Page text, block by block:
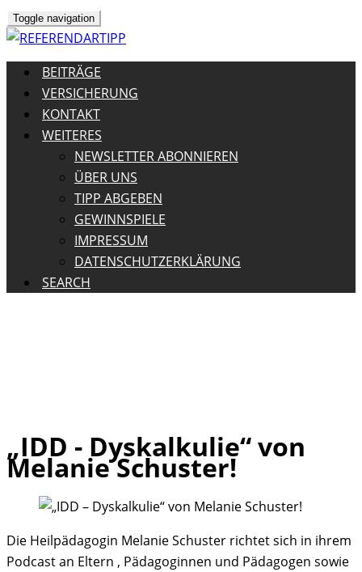
Toggle navigation
BEITRÄGE
VERSICHERUNG
KONTAKT
WEITERES
NEWSLETTER ABONNIEREN
ÜBER UNS
TIPP ABGEBEN
GEWINNSPIELE
IMPRESSUM
DATENSCHUTZERKLÄRUNG
SEARCH
to
„IDD - Dyskalkulie“ von
Melanie Schuster!
Die Heilpädagogin Melanie Schuster richtet sich in ihrem
Podcast an Eltern , Pädagoginnen und Pädagogen sowie